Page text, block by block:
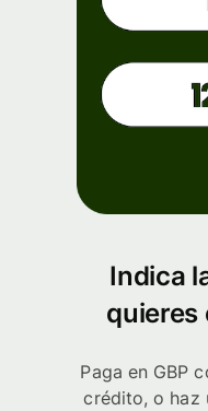
Indica
quieres
Paga en GBP
crédito, o haz